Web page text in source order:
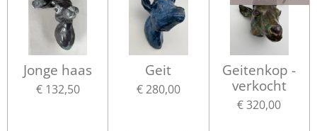
Jonge haas
€ 132,50
Geit
€ 280,00
Geitenkop -
verkocht
€ 320,00